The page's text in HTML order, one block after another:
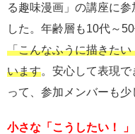
る趣味漫画」の講座に
した。年齢層も10代～50
「こんなふうに描きた
います。安心して表現
って、参加メンバーも少
小さな「こうしたい！